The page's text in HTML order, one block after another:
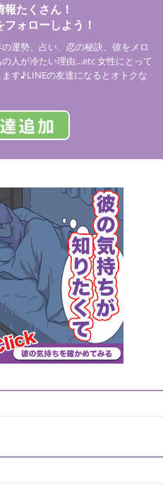
たくさん！
ォローしよう！
運勢、占い、恋の秘訣、彼をメロ
人が冷たい理由…etc 女性にとって
す♪LINEの友達になるとオトクな